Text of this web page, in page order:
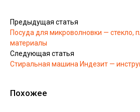
Предыдущая статья
Посуда для микроволновки — стекло,
материалы
Следующая статья
Стиральная машина Индезит —
Похожее